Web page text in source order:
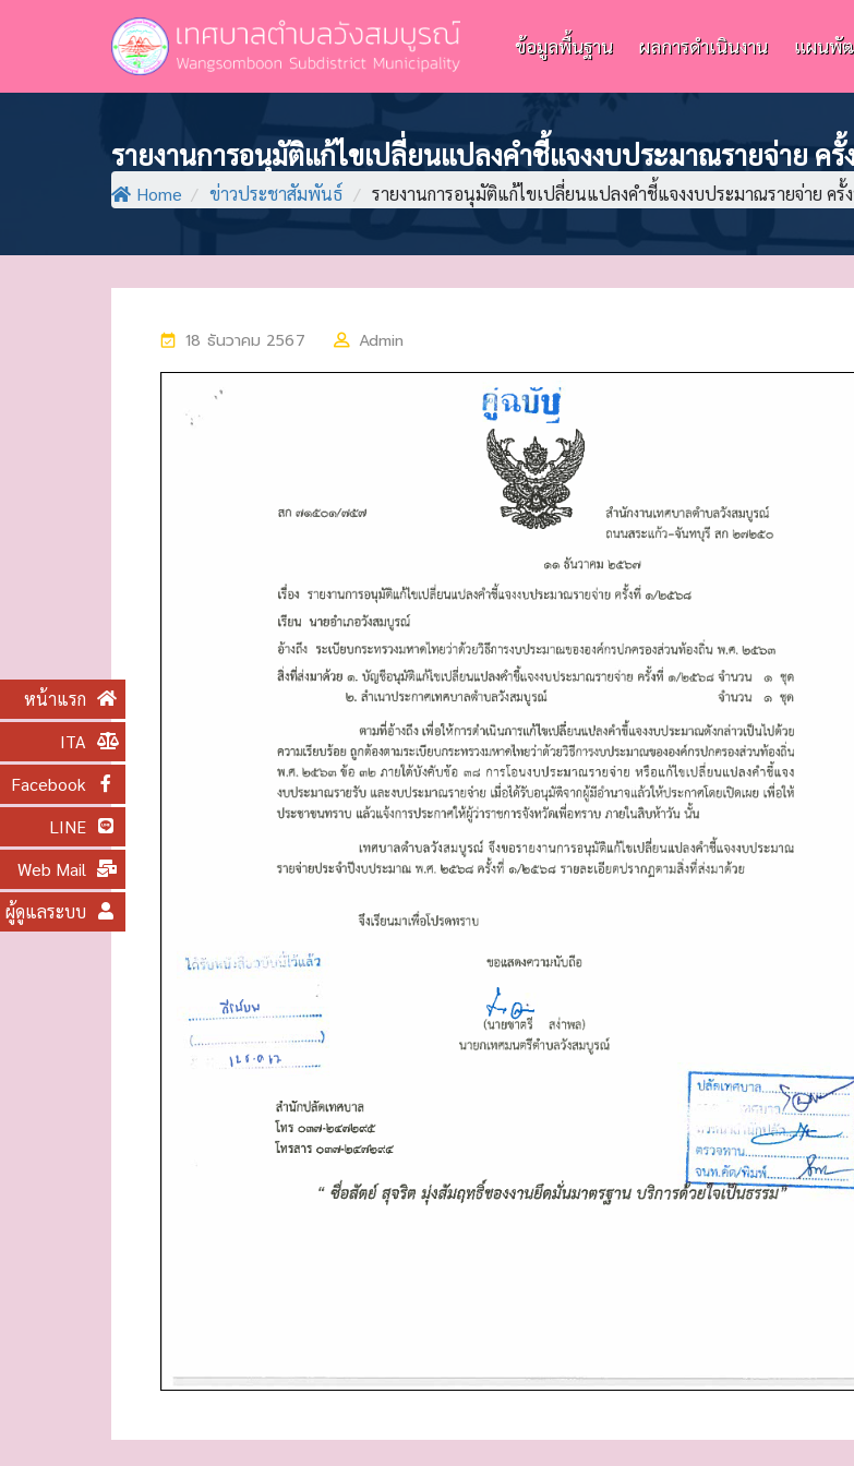
หน้าแรก
ITA
Facebook
LINE
Web Mail
ผู้ดูแลระบบ
ข้อมูลพื้นฐาน ผลการดำเนินงาน แผนพั
รายงานการอนุมัติแก้ไขเปลี่ยนแปลงคำชี้แจงงบประมาณรายจ่าย ค
Home / ข่าวประชาสัมพันธ์ / รายงานการอนุมัติแก้ไขเปลี่ยนแปลงคำชี้แจงงบประมาณรายจ่าย ครั้
P
O
18 ธันวาคม 2567 Admin